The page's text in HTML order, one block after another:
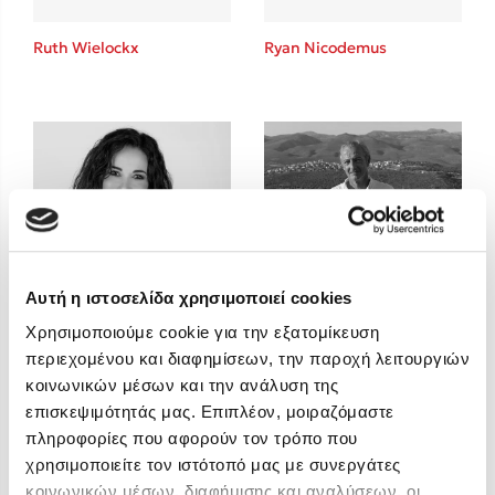
Αυτή η ιστοσελίδα χρησιμοποιεί cookies
Χρησιμοποιούμε cookie για την εξατομίκευση
περιεχομένου και διαφημίσεων, την παροχή λειτουργιών
κοινωνικών μέσων και την ανάλυση της
επισκεψιμότητάς μας. Επιπλέον, μοιραζόμαστε
πληροφορίες που αφορούν τον τρόπο που
χρησιμοποιείτε τον ιστότοπό μας με συνεργάτες
Sebastian Fitzek
Playlist
Στέφανος Ξενάκης
Το λεξικό της ζωής σου
Ruth Wielockx Ryan Nicodemus
Γεωργία Σολωμού
Γιάννης Κοτσώνης